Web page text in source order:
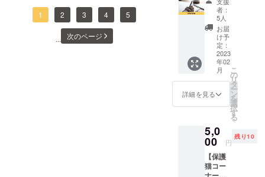
1 2 3 4 5
... 次のページ
長期で一番
運動が必要
な時でもあ
るため、伸
び伸びと生
活できる場
所を作って
あげたいと
思いまし
こうしてい
る間もどこ
かで殺処分
ポン
サーと
して掲
載いた
しま
す。 ※
ニック
ネーム
での掲
載も可
るお名
前は備
考欄に
必ずご
記入く
社団法
人 いの
ちのこ
え』よ
り、心
を込め
たお礼
のお手
紙をお
送りい
たしま
す。 ※
みのお
値段で
す。
者：
5人
お届
け予
定：
2023
年02
月
詳細を見る
こ
の
リ
タ
ー
ン
を
選
択
す
る
5,0
00 円
残り10
【保護
猫コー